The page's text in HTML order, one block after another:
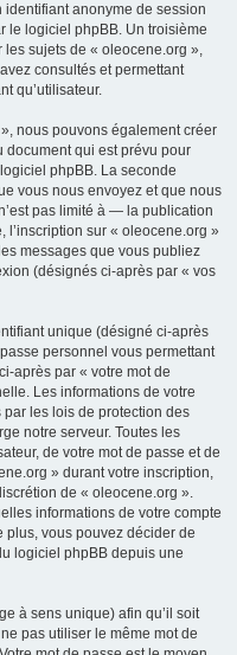
identifiant anonyme de session
le logiciel phpBB. Un troisième
sujets de « oleocene.org »,
consultés et permettant
qu’utilisateur.
nous pouvons également créer
document qui est prévu pour
phpBB. La seconde
vous nous envoyez et que nous
pas limité à — la publication
l’inscription sur « oleocene.org »
messages que vous publiez
(désignés ci-après par « vos
unique (désigné ci-après
personnel vous permettant
après par « votre mot de
Les informations de votre
les lois de protection des
notre serveur. Toutes les
de votre mot de passe et de
» durant votre inscription,
de « oleocene.org ».
informations de votre compte
vous pouvez décider de
logiciel phpBB depuis une
à sens unique) afin qu’il soit
pas utiliser le même mot de